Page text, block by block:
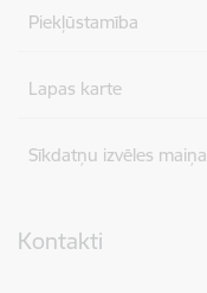
Piekļūstamība
Lapas karte
Sīkdatņu izvēles maiņa
Kontakti